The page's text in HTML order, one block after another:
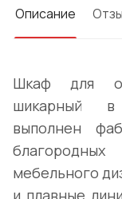
Описание
Шкаф для
шикарный в
выполнен
мебельного